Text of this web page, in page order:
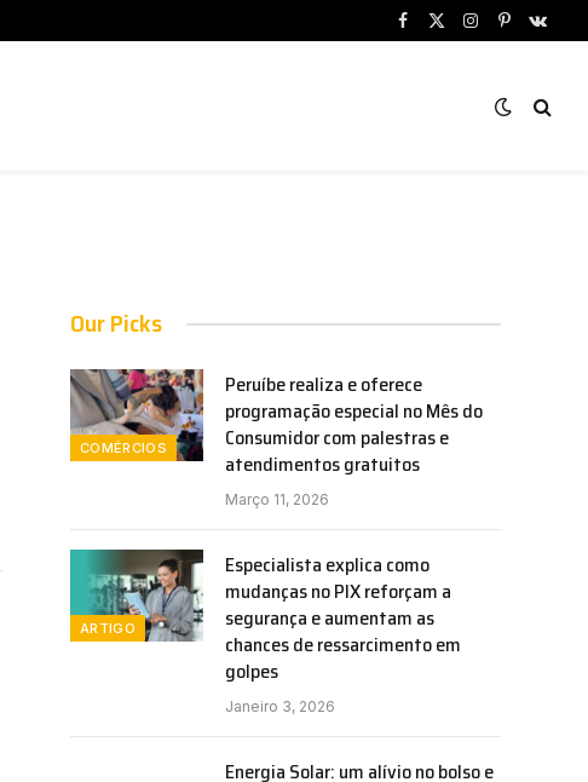
Facebook
X
Instagram
Pinterest
Our Picks
COMÉRCIOS
Peruíbe realiza e oferece
programação especial no Mês do
Consumidor com palestras e
atendimentos gratuitos
Março 11, 2026
ARTIGO
Especialista explica como
mudanças no PIX reforçam a
segurança e aumentam as
chances de ressarcimento em
golpes
Janeiro 3, 2026
Energia Solar: um alívio no bolso e